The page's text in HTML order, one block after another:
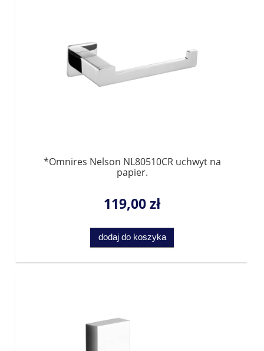
*Omnires Nelson NL80510CR uchwyt na
papier.
119,00 zł
dodaj do koszyka